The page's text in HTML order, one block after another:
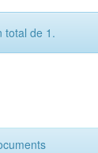
total de 1.